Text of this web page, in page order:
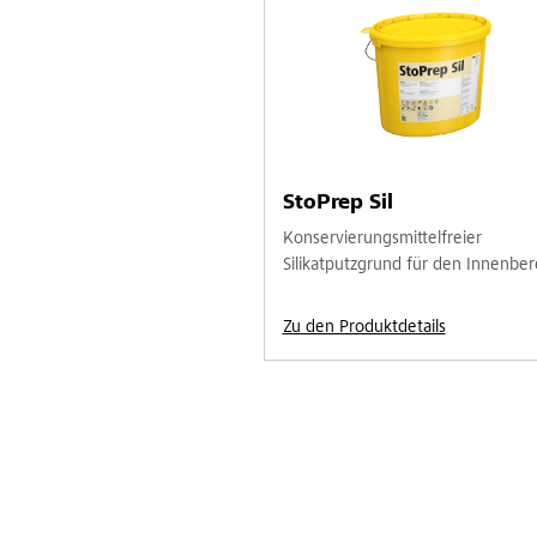
StoPrep Sil
Konservierungsmittelfreier
Silikatputzgrund für den
Zu den Produktdetails